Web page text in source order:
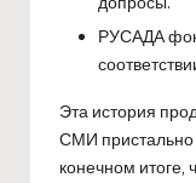
РУСАДА
Эта история
СМИ пристально
конечном итоге,